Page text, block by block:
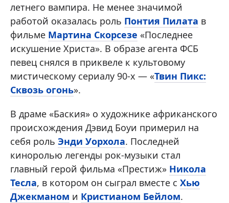
летнего вампира. Не менее значимой
работой оказалась роль Понтия Пилата в
фильме Мартина Скорсезе «Последнее
искушение Христа». В образе агента ФСБ
певец снялся в приквеле к культовому
мистическому сериалу 90-х — «Твин Пикс:
Сквозь огонь».
В драме «Баския» о художнике африканского
происхождения Дэвид Боуи примерил на
себя роль Энди Уорхола. Последней
киноролью легенды рок-музыки стал
главный герой фильма «Престиж» Никола
Тесла, в котором он сыграл вместе с Хью
Джекманом и Кристианом Бейлом.